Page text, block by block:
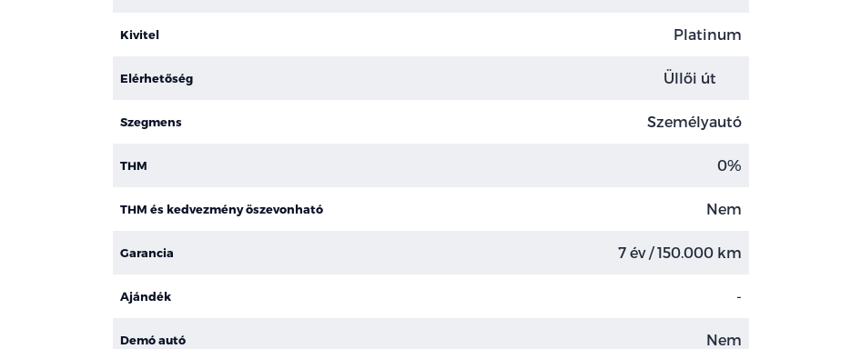
Kivitel Platinum
Elérhetőség Üllői út
Szegmens Személyautó
THM 0%
THM és kedvezmény öszevonható Nem
Garancia 7 év / 150.000 km
Ajándék -
Demó autó Nem